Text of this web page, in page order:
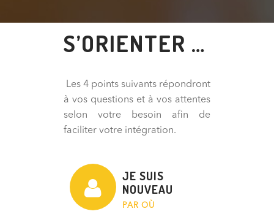
S’ORIENTER …
Les 4 points suivants répondront
à vos questions et à vos attentes
selon votre besoin afin de
faciliter votre intégration.
JE SUIS
NOUVEAU
PAR OÙ